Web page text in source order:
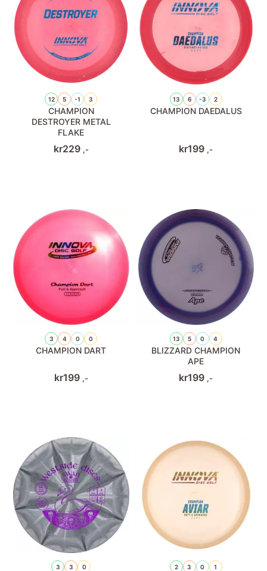
12 5 -1 3
CHAMPION
DESTROYER METAL
FLAKE
kr229 ,-
13 6 -3 2
CHAMPION DAEDALUS
kr199 ,-
3 4 0 0
CHAMPION DART
kr199 ,-
13 5 0 4
BLIZZARD CHAMPION
APE
kr199 ,-
3 3 0 2 3 0 1